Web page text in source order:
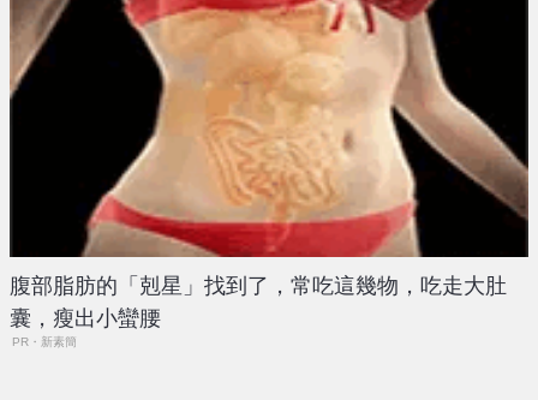
腹部脂肪的「剋星」找到了，常吃這幾物，吃走大肚
囊，瘦出小蠻腰
PR・新素簡